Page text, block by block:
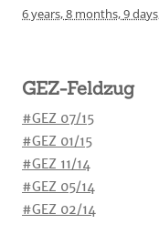
6 years,8 months,9
GEZ-Feldzug
#GEZ 07/15
#GEZ 01/15
#GEZ 11/14
#GEZ 05/14
#GEZ 02/14